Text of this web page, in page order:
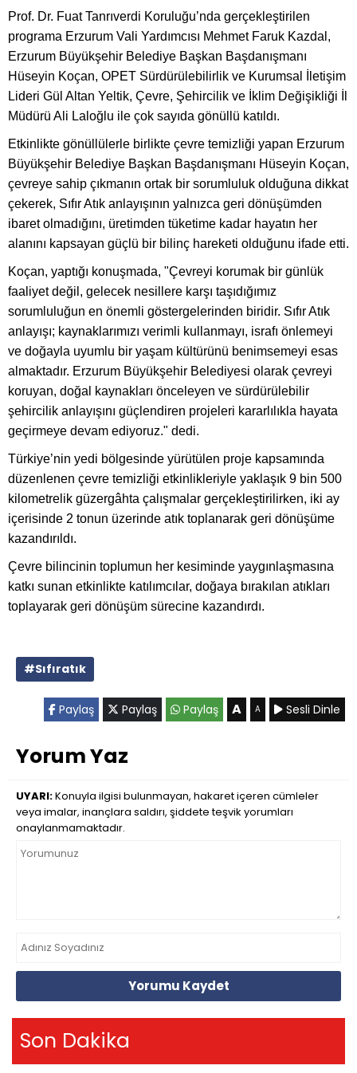
Prof. Dr. Fuat Tanrıverdi Koruluğu’nda gerçekleştirilen
programa Erzurum Vali Yardımcısı Mehmet Faruk Kazdal,
Erzurum Büyükşehir Belediye Başkan Başdanışmanı
Hüseyin Koçan, OPET Sürdürülebilirlik ve Kurumsal İletişim
Lideri Gül Altan Yeltik, Çevre, Şehircilik ve İklim Değişikliği İl
Müdürü Ali Laloğlu ile çok sayıda gönüllü katıldı.
Etkinlikte gönüllülerle birlikte çevre temizliği yapan Erzurum
Büyükşehir Belediye Başkan Başdanışmanı Hüseyin Koçan,
çevreye sahip çıkmanın ortak bir sorumluluk olduğuna dikkat
çekerek, Sıfır Atık anlayışının yalnızca geri dönüşümden
ibaret olmadığını, üretimden tüketime kadar hayatın her
alanını kapsayan güçlü bir bilinç hareketi olduğunu ifade etti.
Koçan, yaptığı konuşmada, "Çevreyi korumak bir günlük
faaliyet değil, gelecek nesillere karşı taşıdığımız
sorumluluğun en önemli göstergelerinden biridir. Sıfır Atık
anlayışı; kaynaklarımızı verimli kullanmayı, israfı önlemeyi
ve doğayla uyumlu bir yaşam kültürünü benimsemeyi esas
almaktadır. Erzurum Büyükşehir Belediyesi olarak çevreyi
koruyan, doğal kaynakları önceleyen ve sürdürülebilir
şehircilik anlayışını güçlendiren projeleri kararlılıkla hayata
geçirmeye devam ediyoruz." dedi.
Türkiye’nin yedi bölgesinde yürütülen proje kapsamında
düzenlenen çevre temizliği etkinlikleriyle yaklaşık 9 bin 500
kilometrelik güzergâhta çalışmalar gerçekleştirilirken, iki ay
içerisinde 2 tonun üzerinde atık toplanarak geri dönüşüme
kazandırıldı.
Çevre bilincinin toplumun her kesiminde yaygınlaşmasına
katkı sunan etkinlikte katılımcılar, doğaya bırakılan atıkları
toplayarak geri dönüşüm sürecine kazandırdı.
#Sıfıratık
Paylaş Paylaş Paylaş A A Sesli Dinle
Yorum Yaz
UYARI:Konuyla ilgisi bulunmayan, hakaret içeren cümleler
veya imalar, inançlara saldırı, şiddete teşvik yorumları
onaylanmamaktadır.
Yorumu Kaydet
Son Dakika